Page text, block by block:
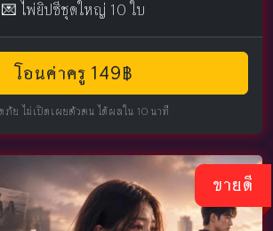
💌 ไพ่ยิปซีชุดใหญ่ 10 ใบ
โอนค่าครู 149฿
ย ไม่เปิดเผยตัวตน ได้ผลใน 10 นาที
ขายดี